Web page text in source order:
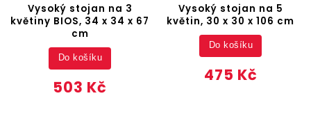
Vysoký stojan na 3
květiny BIOS, 34 x 34 x 67
cm
503 Kč
Do košíku
Vysoký stojan na 5
květin, 30 x 30 x 106 cm
475 Kč
Do košíku